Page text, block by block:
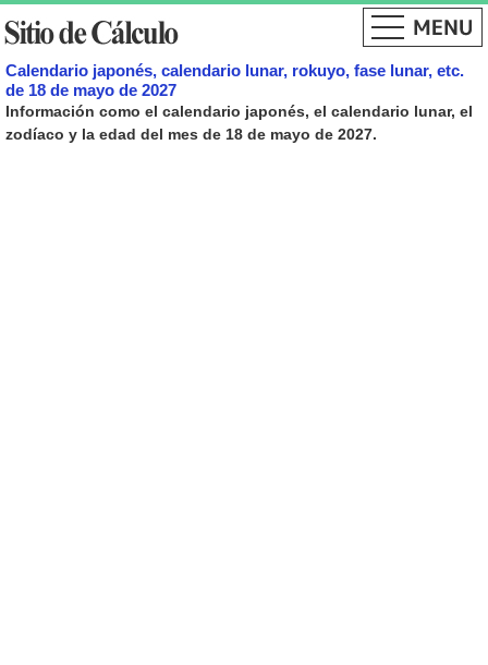
Calendario japonés, calendario lunar, rokuyo, fase lunar, etc.
de 18 de mayo de 2027
Información como el calendario japonés, el calendario lunar, el
zodíaco y la edad del mes de 18 de mayo de 2027.